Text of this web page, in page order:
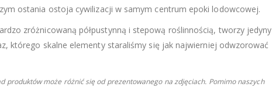
ostania ostoja cywilizacji w samym centrum epoki lodowcowej.
zróżnicowaną półpustynną i stepową roślinnością, tworzy jedyny
którego skalne elementy staraliśmy się jak najwierniej odwzorować
produktów może różnić się od prezentowanego na zdjęciach. Pomimo naszych